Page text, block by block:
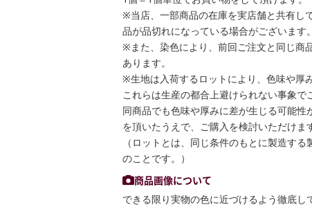
※当店、一部商品の在庫を実店舗と共有し
品が品切れになっている場合がございます
※また、染色により、前回ご注文と同じ商
あります。
※生地は入荷するロットにより、色味や厚
これらは生産の都合上避けられない事象で
同商品でも色味や厚みに差が生じる可能性
を頂いたうえで、ご購入を検討いただけま
（ロットとは、同じ条件のもとに製造す
のことです。）
商品画像について
できる限り実物の色に近づけるよう徹底し